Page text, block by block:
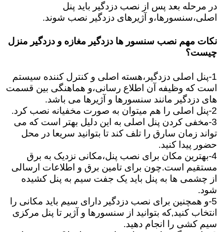
در مرحله بعد پس از نصب دزدگیر باید پنل
اصلی،سنسورها،و آژیرهای دزدگیر نصب شوند.
نکات مهم نصب سنسور ها دزدگیر مغازه و دزدگیر منزل
چیست؟
1-پنل اصلی دزدگیر،هسته اصلی و کنترل کننده سیستم
است که وظیفه آن اطلاع رسانی،و هماهنگی بین قسمت
های دزدگیر مانند سنسورها و آژیرها می باشد.
2-پنل اصلی را هم میتوان به صورت مخفیانه نصب کرد.
3-مخفی کردن پنل اصلی به این دلیل بهتر است که می
تواند زمان سارق را تلف کند تا بتوانید سریعا در محل
حضور پیدا کنید.
4-بهترین مکان برای نصب پنل،مکانی نزدیک به برق
مستقیم است.چون برای تامین برق و اطلاعات ارسالی
از چشمی ها به پنل باید یک جفت سیم به پنل کشیده
شود.
5-و همچنین برای نصب دزدگیر دارای سیم باید مکانی را
انتخاب کنید,که بتوانید از سنسورها و آژیر تا پنل مرکزی
سیم کشی را انجام دهید.